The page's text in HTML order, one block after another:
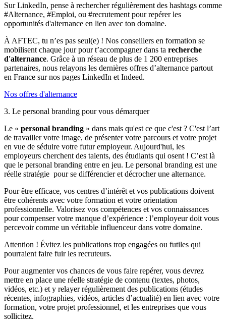
Sur LinkedIn, pense à rechercher régulièrement des hashtags comme
#Alternance, #Emploi, ou #recrutement pour repérer les
opportunités d'alternance en lien avec ton domaine.
À AFTEC, tu n’es pas seul(e) ! Nos conseillers en formation se
mobilisent chaque jour pour t’accompagner dans ta recherche
d'alternance. Grâce à un réseau de plus de 1 200 entreprises
partenaires, nous relayons les dernières offres d’alternance partout
en France sur nos pages LinkedIn et Indeed.
Nos offres d'alternance
3. Le personal branding pour vous démarquer
Le « personal branding » dans mais qu'est ce que c'est ? C'est l’art
de travailler votre image, de présenter votre parcours et votre projet
en vue de séduire votre futur employeur. Aujourd'hui, les
employeurs cherchent des talents, des étudiants qui osent ! C’est là
que le personal branding entre en jeu. Le personal branding est une
réelle stratégie pour se différencier et décrocher une alternance.
Pour être efficace, vos centres d’intérêt et vos publications doivent
être cohérents avec votre formation et votre orientation
professionnelle. Valorisez vos compétences et vos connaissances
pour compenser votre manque d’expérience : l’employeur doit vous
percevoir comme un véritable influenceur dans votre domaine.
Attention ! Évitez les publications trop engagées ou futiles qui
pourraient faire fuir les recruteurs.
Pour augmenter vos chances de vous faire repérer, vous devrez
mettre en place une réelle stratégie de contenu (textes, photos,
vidéos, etc.) et y relayer régulièrement des publications (études
récentes, infographies, vidéos, articles d’actualité) en lien avec votre
formation, votre projet professionnel, et les entreprises que vous
sollicitez.